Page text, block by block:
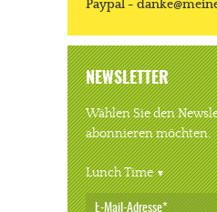
Paypal -
NEWSLETTER
Wählen Sie den
abonnieren möchten.
Lunch Time